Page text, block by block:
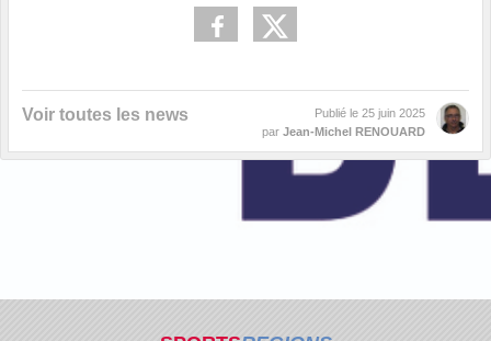
Voir toutes les news Publié le 25 juin 2025
par Jean-Michel RENOUARD